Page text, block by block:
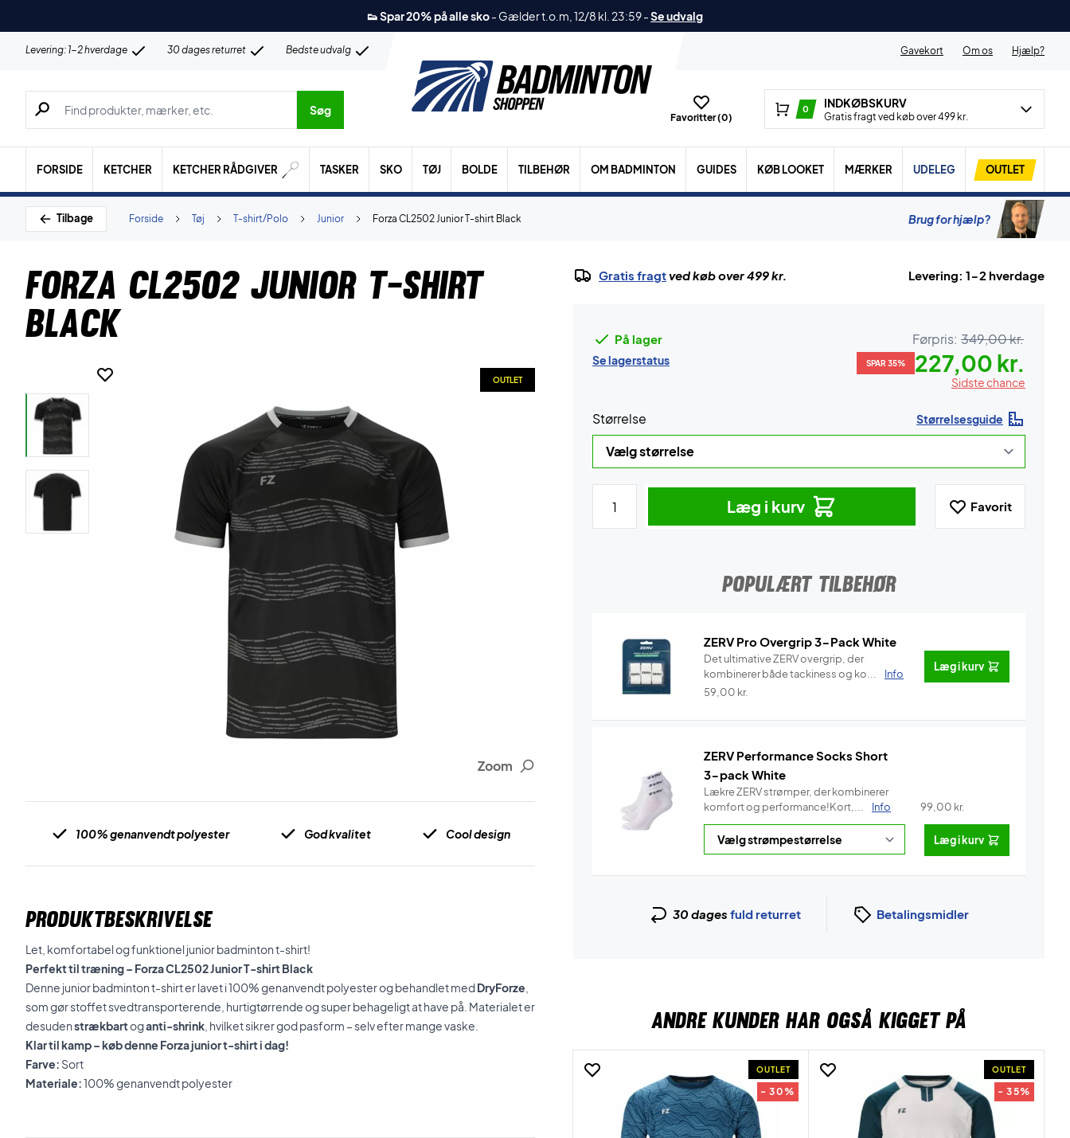
👟 Spar 20% på alle sko- Gælder t.o.m, 12/8 kl. 23:59-Se udvalg
Levering: 1-2 hverdage 30 dages returret Bedste udvalg Gavekort Om os Hjælp?
Søg efter produkter, mærker etc.
Søg
Favoritter (0)
0 INDKØBSKURV
Gratis fragt ved køb over 499 kr.
FORSIDE KETCHER KETCHER RÅDGIVER TASKER SKO TØJ BOLDE TILBEHØR OM BADMINTON GUIDES KØB LOOKET MÆRKER UDELEG OUTLET
Tilbage Forza CL2502 Junior T-shirt Black
Junior
T-shirt/Polo
Tøj
Forside Brug for hjælp?
Forza CL2502 Junior T-shirt
Black
Zoom
OUTLET
100% genanvendt polyester God kvalitet Cool design
PRODUKTBESKRIVELSE
Let, komfortabel og funktionel junior badminton t-shirt!
Perfekt til træning – Forza CL2502 Junior T-shirt Black
Denne junior badminton t-shirt er lavet i 100% genanvendt polyester og behandlet medDryForze
som gør stoffet svedtransporterende, hurtigtørrende og super behageligt at have på. Materialet er
desudenstrækbartoganti-shrink , hvilket sikrer god pasform – selv efter mange vaske.
Klar til kamp – køb denne Forza junior t-shirt i dag!
Farve: Sort
Materiale:100% genanvendt polyester
Gratis fragtved køb over 499 kr. Levering: 1-2 hverdage
På lager
Se lagerstatus
Førpris: 349,00 kr.
SPAR 35% 227,00 kr.
Sidste chance
Størrelse Størrelsesguide
Læg i kurv Favorit
POPULÆRT TILBEHØR
ZERV Pro Overgrip 3-Pack White
Det ultimative ZERV overgrip, der
kombinerer både tackiness og ko...
Info
59,00 kr.
Læg i kurv
ZERV Performance Socks Short
3-pack White
Lækre ZERV strømper, der kombinerer
komfort og performance!Kort,...
Info 99,00 kr.
Læg i kurv
30 dages fuld returret Betalingsmidler
ANDRE KUNDER HAR OGSÅ KIGGET PÅ
OUTLET
- 30%
OUTLET
- 35%